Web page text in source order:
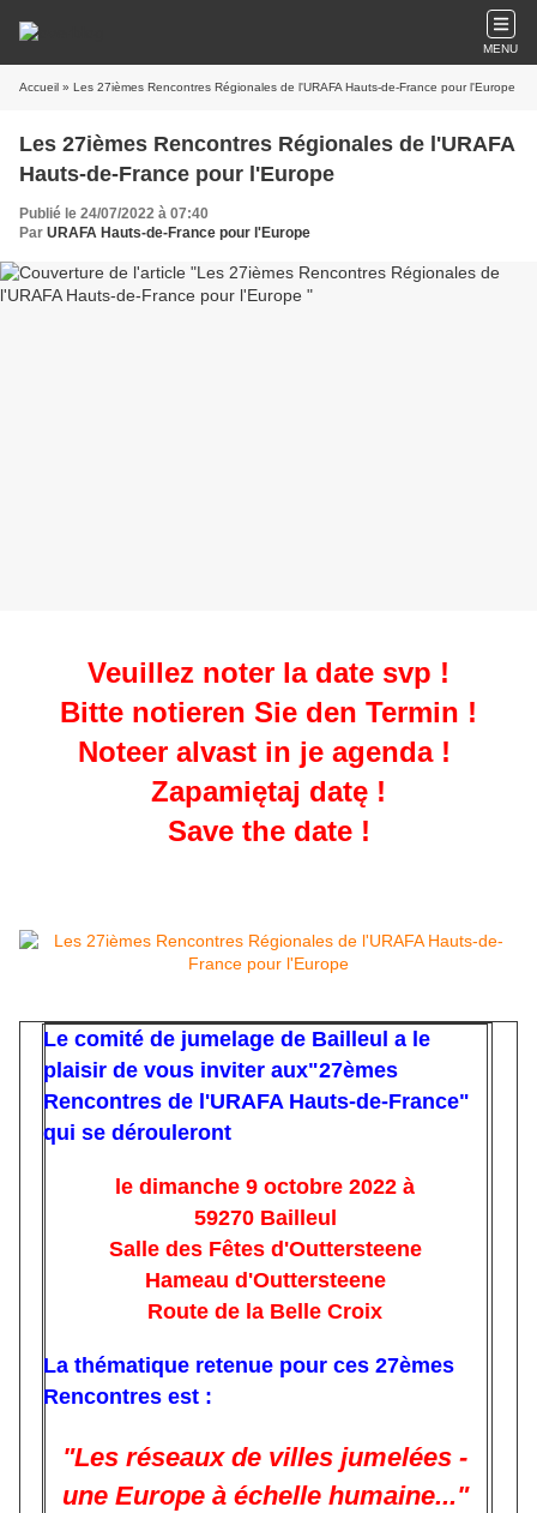
MENU
Accueil » Les 27ièmes Rencontres Régionales de l'URAFA Hauts-de-France pour l'Europe
Les 27ièmes Rencontres Régionales de l'URAFA
Hauts-de-France pour l'Europe
Publié le 24/07/2022 à 07:40
Par URAFA Hauts-de-France pour l'Europe
Veuillez noter la date svp !
Bitte notieren Sie den Termin !
Noteer alvast in je agenda !
Zapamiętaj datę !
Save the date !
Le comité de jumelage de Bailleul a le
plaisir de vous inviter aux"27èmes
Rencontres de l'URAFA Hauts-de-France"
qui se dérouleront
le dimanche 9 octobre 2022 à
59270 Bailleul
Salle des Fêtes d'Outtersteene
Hameau d'Outtersteene
Route de la Belle Croix
La thématique retenue pour ces 27èmes
Rencontres est :
"Les réseaux de villes jumelées -
une Europe à échelle humaine..."